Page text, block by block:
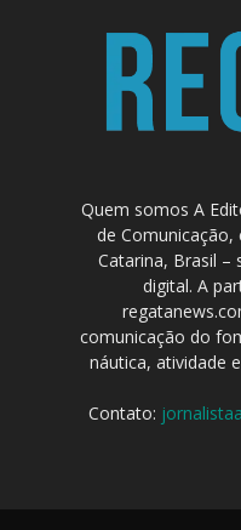
Quem somos A
de
Catarina, Brasil –
digital. A
comunicação do
náutica, atividade
Contato: